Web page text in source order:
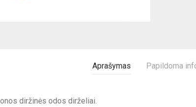
Aprašymas Papildoma
diržinės odos dirželiai.